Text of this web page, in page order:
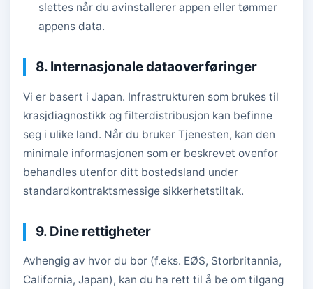
slettes når du avinstallerer appen eller tømmer
appens data.
8. Internasjonale dataoverføringer
Vi er basert i Japan. Infrastrukturen som brukes til
krasjdiagnostikk og filterdistribusjon kan befinne
seg i ulike land. Når du bruker Tjenesten, kan den
minimale informasjonen som er beskrevet ovenfor
behandles utenfor ditt bostedsland under
standardkontraktsmessige sikkerhetstiltak.
9. Dine rettigheter
Avhengig av hvor du bor (f.eks. EØS, Storbritannia,
California, Japan), kan du ha rett til å be om tilgang